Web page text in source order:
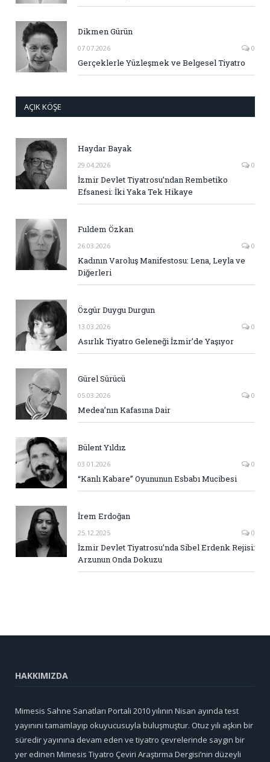
Dikmen Gürün
07.07.2026 0
Gerçeklerle Yüzleşmek ve Belgesel Tiyatro
AÇIK KÖŞE
Haydar Bayak
29.04.2026 0
İzmir Devlet Tiyatrosu’ndan Rembetiko
Efsanesi: İki Yaka Tek Hikaye
Fuldem Özkan
26.03.2026 0
Kadının Varoluş Manifestosu: Lena, Leyla ve
Diğerleri
Özgür Duygu Durgun
13.03.2026 0
Asırlık Tiyatro Geleneği İzmir’de Yaşıyor
Gürel Sürücü
05.03.2026 0
Medea’nın Kafasına Dair
Bülent Yıldız
03.01.2026 0
“Kanlı Kabare” Oyununun Esbabı Mucibesi
İrem Erdoğan
25.12.2025 0
İzmir Devlet Tiyatrosu’nda Sibel Erdenk Rejisi:
Arzunun Onda Dokuzu
HAKKIMIZDA
Mimesis Sahne Sanatları Portali 2010 yılının Nisan ayında test
yayınını tamamlayıp okuyucusuyla buluşmuştur. Otuz yılı aşkın bir
süredir yayınına devam eden ve tiyatro çevrelerinde saygın bir
yer edinen Mimesis Tiyatro Çeviri Araştırma Dergisi’nin düzeyli